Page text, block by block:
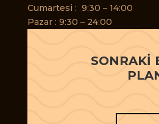
Cumartesi : 9:30 – 14:00
Pazar : 9:30 – 24:00
SONRAKİ